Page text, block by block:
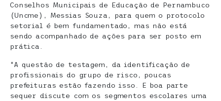
Conselhos Municipais de Educação de Pernambuco
(Uncme), Messias Souza, para quem o protocolo
setorial é bem fundamentado, mas não está
sendo acompanhado de ações para ser posto em
prática.
“A questão de testagem, da identificação de
profissionais do grupo de risco, poucas
prefeituras estão fazendo isso. E boa parte
sequer discute com os segmentos escolares uma